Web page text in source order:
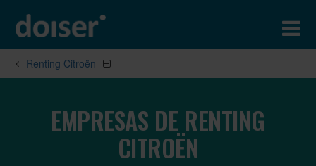
Renting Citroën
EMPRESAS DE RENTING
CITROËN